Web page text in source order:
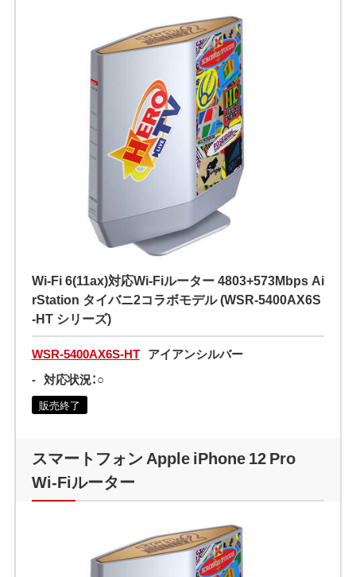
Wi-Fi 6(11ax)対応Wi-Fiルーター 4803+573Mbps Ai
rStation タイバニ2コラボモデル (WSR-5400AX6S
-HT シリーズ)
WSR-5400AX6S-HT アイアンシルバー
- 対応状況：○
販売終了
スマートフォン Apple iPhone 12 Pro
Wi-Fiルーター